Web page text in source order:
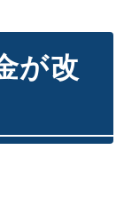
が改